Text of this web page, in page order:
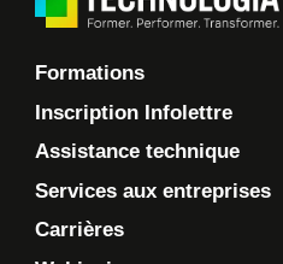
Formations
Inscription Infolettre
Assistance technique
Services aux entreprises
Carrières